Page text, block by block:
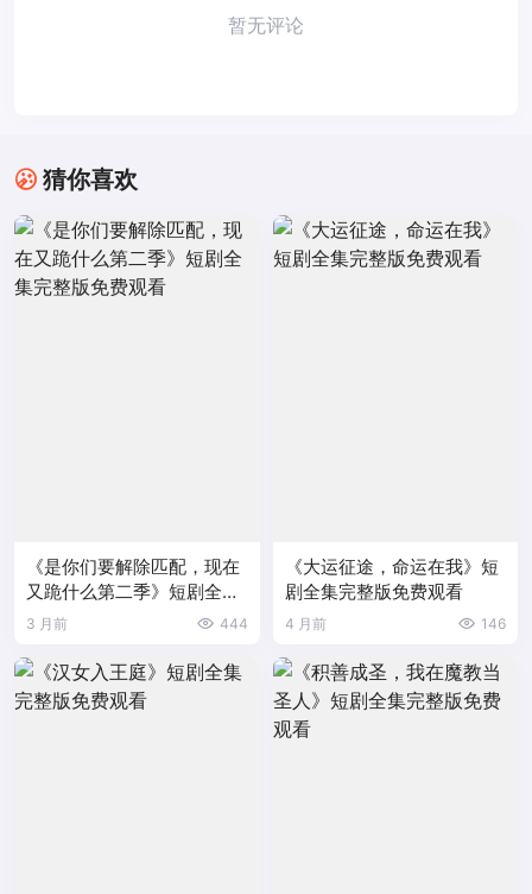
暂无评论
猜你喜欢
《是你们要解除匹配，现在
又跪什么第二季》短剧全集
完整版免费观看
3 月前 444
《大运征途，命运在我》短
剧全集完整版免费观看
4 月前 146